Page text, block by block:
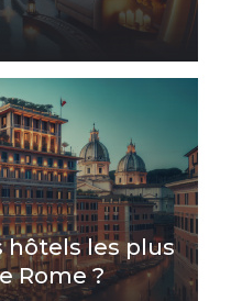
hôtels les plus
Rome ?